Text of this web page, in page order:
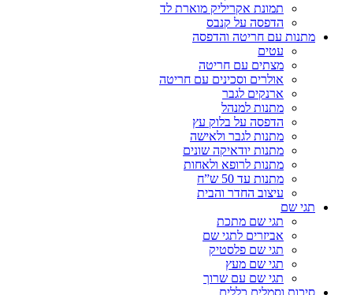
תמונת אקריליק מוארת לד
הדפסה על קנבס
מתנות עם חריטה והדפסה
עטים
מצתים עם חריטה
אולרים וסכינים עם חריטה
ארנקים לגבר
מתנות למנהל
הדפסה על בלוק עץ
מתנות לגבר ולאישה
מתנות יודאיקה שונים
מתנות לרופא ולאחות
מתנות עד 50 ש”ח
עיצוב החדר והבית
תגי שם
תגי שם מתכת
אביזרים לתגי שם
תגי שם פלסטיק
תגי שם מעץ
תגי שם עם שרוך
סיכות וסמלים כללים